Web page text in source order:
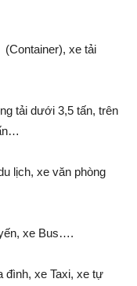
xe tải
tải dưới 3,5 tấn, trên
lịch, xe văn phòng
xe Bus….
đình, xe Taxi, xe tự